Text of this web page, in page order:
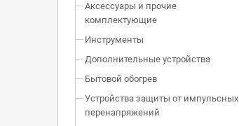
Аксессуары и прочие
комплектующие
Инструменты
Дополнительные устройства
Бытовой обогрев
Устройства защиты от импульсных
перенапряжений